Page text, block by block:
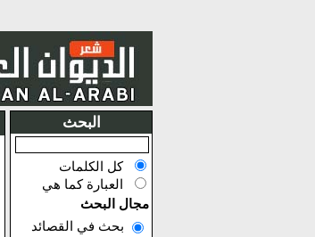
البحث
كل الكلمات
العبارة كما هي
مجال البحث
بحث في القصائد